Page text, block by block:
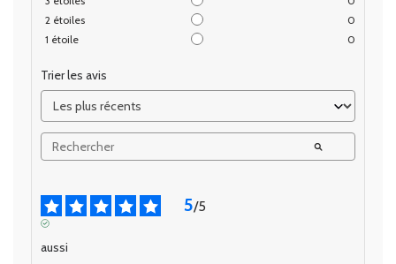
2 étoiles
0
1 étoile 0
Trier les avis
5/5
aussi